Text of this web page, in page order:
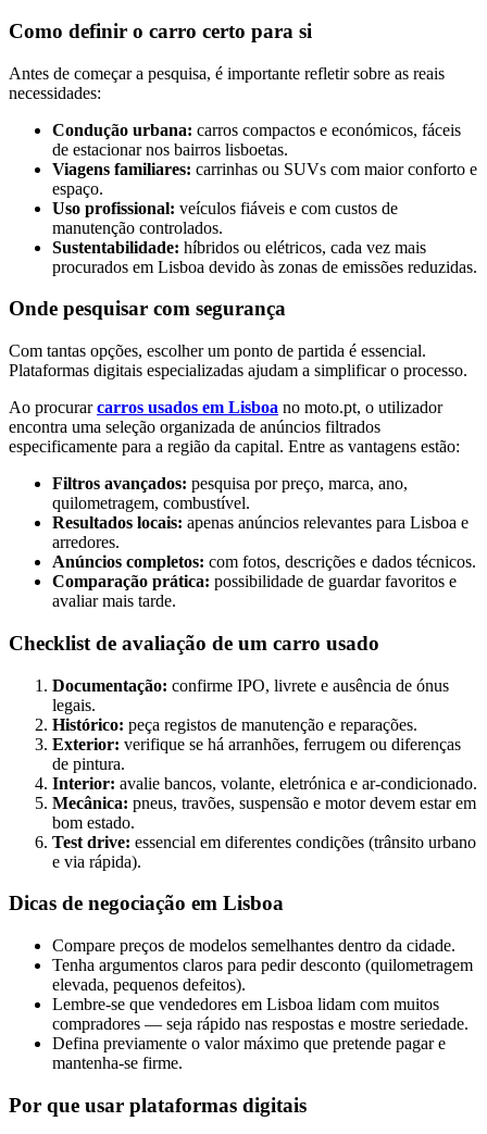
Como definir o carro certo para si
Antes de começar a pesquisa, é importante refletir sobre as reais
necessidades:
Condução urbana: carros compactos e económicos, fáceis
de estacionar nos bairros lisboetas.
Viagens familiares: carrinhas ou SUVs com maior conforto e
espaço.
Uso profissional: veículos fiáveis e com custos de
manutenção controlados.
Sustentabilidade: híbridos ou elétricos, cada vez mais
procurados em Lisboa devido às zonas de emissões reduzidas.
Onde pesquisar com segurança
Com tantas opções, escolher um ponto de partida é essencial.
Plataformas digitais especializadas ajudam a simplificar o processo.
Ao procurarcarros usados em Lisboa no moto.pt, o utilizador
encontra uma seleção organizada de anúncios filtrados
especificamente para a região da capital. Entre as vantagens estão:
Filtros avançados: pesquisa por preço, marca, ano,
quilometragem, combustível.
Resultados locais: apenas anúncios relevantes para Lisboa e
arredores.
Anúncios completos: com fotos, descrições e dados técnicos.
Comparação prática: possibilidade de guardar favoritos e
avaliar mais tarde.
Checklist de avaliação de um carro usado
Documentação: confirme IPO, livrete e ausência de ónus
legais.
Histórico: peça registos de manutenção e reparações.
Exterior: verifique se há arranhões, ferrugem ou diferenças
de pintura.
Interior: avalie bancos, volante, eletrónica e ar-condicionado.
Mecânica: pneus, travões, suspensão e motor devem estar em
bom estado.
Test drive: essencial em diferentes condições (trânsito urbano
e via rápida).
Dicas de negociação em Lisboa
Compare preços de modelos semelhantes dentro da cidade.
Tenha argumentos claros para pedir desconto (quilometragem
elevada, pequenos defeitos).
Lembre-se que vendedores em Lisboa lidam com muitos
compradores — seja rápido nas respostas e mostre seriedade.
Defina previamente o valor máximo que pretende pagar e
mantenha-se firme.
Por que usar plataformas digitais